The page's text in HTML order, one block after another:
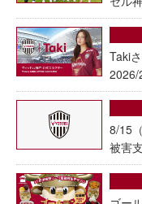
Taki
2026/
8/15
被害